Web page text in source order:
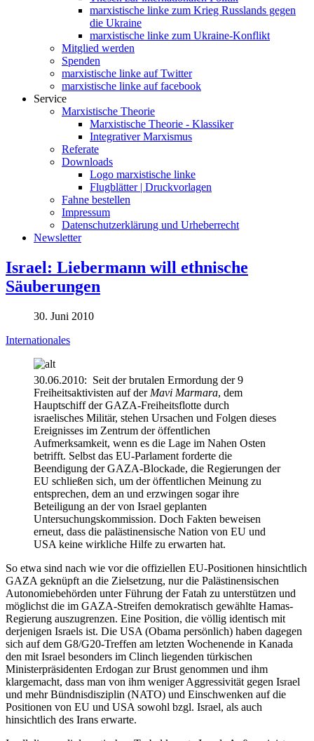
marxistische linke zum Krieg Russlands gegen
die Ukraine
marxistische linke zum Ukraine-Konflikt
Mitglied werden
Spenden
marxistische linke auf Twitter
marxistische linke auf facebook
Service
Marxistische Theorie
Marxistische Theorie - Klassiker
Integrativer Marxismus
Referate
Downloads
Logo marxistische linke
Flugblätter | Druckvorlagen
Fahne bestellen
Impressum
Datenschutzerklärung und Urheberrecht
Newsletter
Israel: Liebermann will ethnische
Säuberungen
30. Juni 2010
Internationales
30.06.2010: Seit der brutalen Ermordung der 9
Freiheitsaktivisten auf der Mavi Marmara, dem
Hauptschiff der GAZA-Freiheitsflotte durch
israelisches Militär, stehen Ursachen und Folgen dieses
Ereignisses im Zentrum der öffentlichen
Aufmerksamkeit, wenn es die Lage im Nahen Osten
betrifft. Selbst das EU-Parlament forderte die
Beendigung der GAZA-Blockade, die Regierungen der
EU schließen sich, um der öffentlichen Meinung zu
entsprechen, dem an und erzwingen sogar ihre
Beteiligung an der von Israel geplanten
Untersuchungskommission. Doch Fakten beweisen
erneut, dass die palästinensische Nation von EU und
USA keine wirkliche Hilfe zu erwarten hat.
So etwa sind nach wie vor die offiziellen EU-Positionen hinsichtlich
GAZA geknüpft an die Zielsetzung, nur die Palästinensischen
Autonomiebehörden unter Führung der Fatah zu unterstützen und
möglichst die im GAZA-Streifen demokratisch gewählte Hamas-
Regierung auszugrenzen. Eine Position, die völlig identisch mit
derjenigen Israels ist. Die USA (Obama persönlich) haben dagegen
sich auf dem G8/G20-Treffen am letzten Wochenende in Kanada
den mit Israel besonders im Clinch liegenden türkischen
Ministerpräsidenten Erdogan zur Brust genommen und ihm
klargemacht, dass man von ihm weniger Aggressivität gegen Israel
und mehr Bündnisdisziplin (NATO) und Einschwenken auf die
Positionen von EU und USA sowohl bzgl. Israel, als auch
hinsichtlich des Irans erwarte.